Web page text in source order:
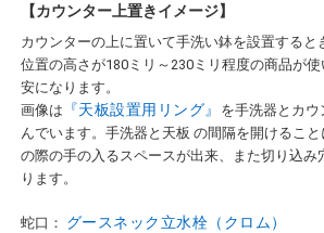
【カウンター上置きイメージ】
カウンターの上に置いて手洗い鉢を設置すると
位置の高さが180ミリ～230ミリ程度の商品が使
安になります。
画像は 『天板設置用リング』
を手洗器とカウ
んでいます。手洗器と天板 の間隔を開けるこ
の際の手の入るスペースが出来、また切り込み
ります。
蛇口： グースネック立水栓（クロム）